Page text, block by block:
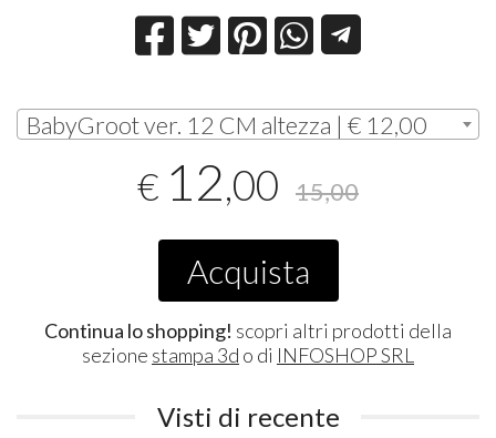
BabyGroot ver. 12 CM altezza | € 12,00
€ 12,00 15,00
Acquista
Continua lo shopping! scopri altri prodotti della
sezione stampa 3d o di INFOSHOP SRL
Visti di recente